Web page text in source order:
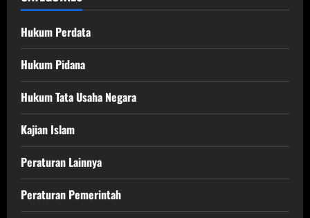
Hukum Perdata
Hukum Pidana
Hukum Tata Usaha Negara
Kajian Islam
Peraturan Lainnya
Peraturan Pemerintah